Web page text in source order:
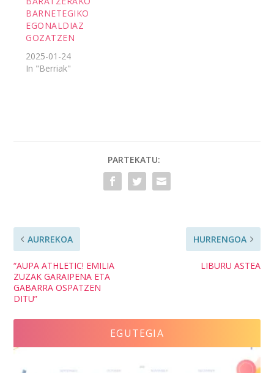
BARNETEGIKO
EGONALDIAZ
GOZATZEN
2025-01-24
In "Berriak"
PARTEKATU:
AURREKOA
“AUPA ATHLETIC! EMILIA
ZUZAK GARAIPENA ETA
GABARRA OSPATZEN
DITU”
HURRENGOA
LIBURU ASTEA
EGUTEGIA